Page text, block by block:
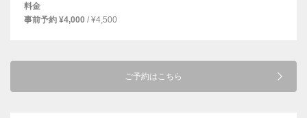
料金
事前予約 ¥4,000 / ¥4,500
ご予約はこちら